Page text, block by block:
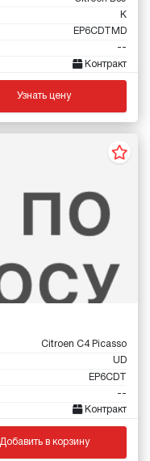
K
EP6CDTMD
--
Контракт
Узнать цену
Citroen C4 Picasso
UD
EP6CDT
--
Контракт
Добавить в корзину